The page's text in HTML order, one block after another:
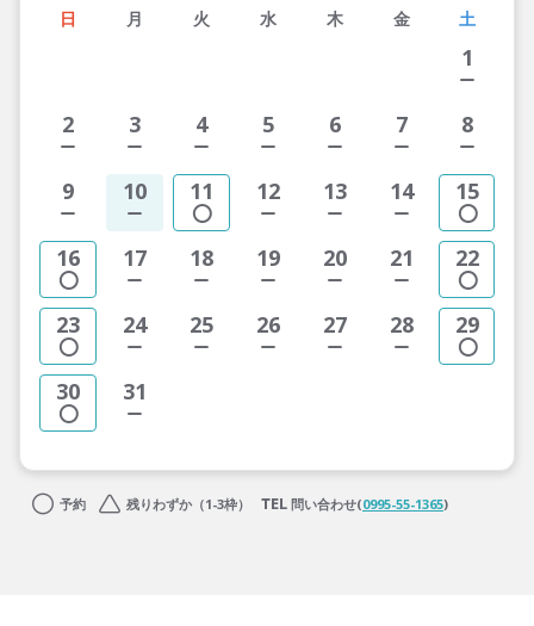
日 月 火 水 木 金 土
1
2 3 4 5 6 7 8
9 10 11 12 13 14 15
16 17 18 19 20 21 22
23 24 25 26 27 28 29
30 31
予約 残りわずか（1-3枠） 問い合わせ(0995-55-1365)